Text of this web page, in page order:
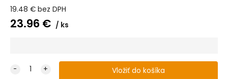
19.48 € bez DPH
23.96 € ks